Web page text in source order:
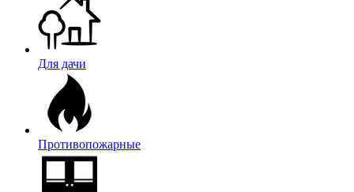
Для дачи
Противопожарные